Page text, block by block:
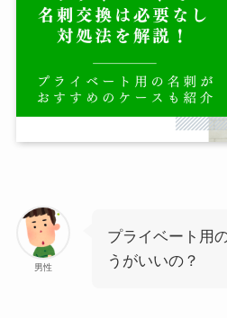
男性
プライベート用
うがいいの？